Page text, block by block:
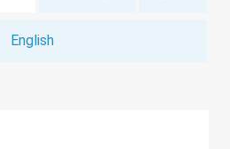
English